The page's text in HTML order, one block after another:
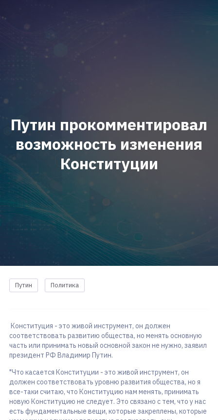
Путин прокомментировал
возможность изменения
Конституции
Путин Политика
Конституция - это живой инструмент, он должен
соответствовать развитию общества, но менять основную
часть или принимать новый основной закон не нужно, заявил
президент РФ Владимир Путин.
"Что касается Конституции - это живой инструмент, он
должен соответствовать уровню развития общества, но я
все-таки считаю, что Конституцию нам менять, принимать
новую Конституцию не следует. Это связано с тем, что у нас
есть фундаментальные вещи, которые закреплены, которые